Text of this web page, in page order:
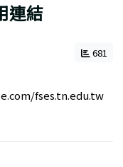
連結
681
fses.tn.edu.tw